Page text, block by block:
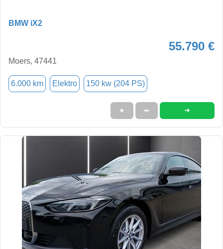
BMW iX2
55.790 €
Moers, 47441
6.000 km Elektro 150 kw (204 PS)
★ ➦ ➜